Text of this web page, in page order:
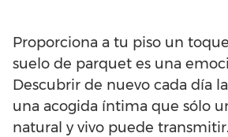
Proporciona a tu piso un
suelo de parquet es una
Descubrir de nuevo cada día
una acogida íntima que sólo
natural y vivo puede transmitir.